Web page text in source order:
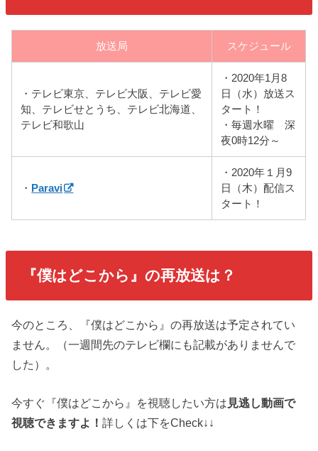
放送局 スケジュール
・テレビ東京、テレビ大阪、テレビ愛
知、テレビせとうち、テレビ北海道、
テレビ和歌山
・2020年1月8
日（水）放送ス
タート！
・毎週水曜 深
夜0時12分～
・ Paravi
・2020年１月9
日（木）配信ス
タート！
『僕はどこから』 の再放送は？
今のところ、『僕はどこから』の再放送は予定されてい
ません。（一週間先のテレビ欄にも記載がありませんで
した）。
今すぐ『僕はどこから』を視聴したい方は 見逃し動画で
視聴できますよ！詳しくは下をCheck↓↓